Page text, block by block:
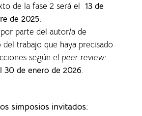
de la fase 2 será el 13 de
de 2025.
parte del autor/a de
trabajo que haya precisado
según el peer review:
30 de enero de 2026.
simposios invitados: